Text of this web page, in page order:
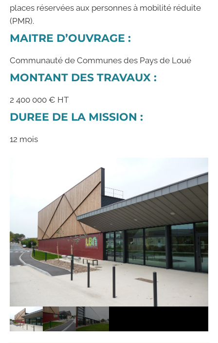
places réservées aux personnes à mobilité réduite
(PMR).
MAITRE D’OUVRAGE :
Communauté de Communes des Pays de Loué
MONTANT DES TRAVAUX :
2 400 000 € HT
DUREE DE LA MISSION :
12 mois